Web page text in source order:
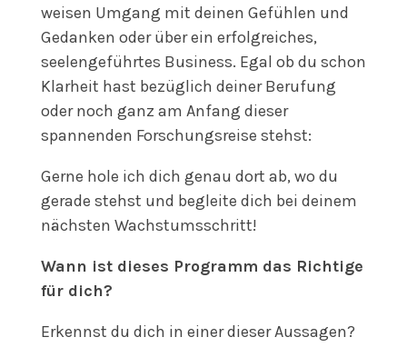
weisen Umgang mit deinen Gefühlen und
Gedanken oder über ein erfolgreiches,
seelengeführtes Business. Egal ob du schon
Klarheit hast bezüglich deiner Berufung
oder noch ganz am Anfang dieser
spannenden Forschungsreise stehst:
Gerne hole ich dich genau dort ab, wo du
gerade stehst und begleite dich bei deinem
nächsten Wachstumsschritt!
Wann ist dieses Programm das Richtige
für dich?
Erkennst du dich in einer dieser Aussagen?